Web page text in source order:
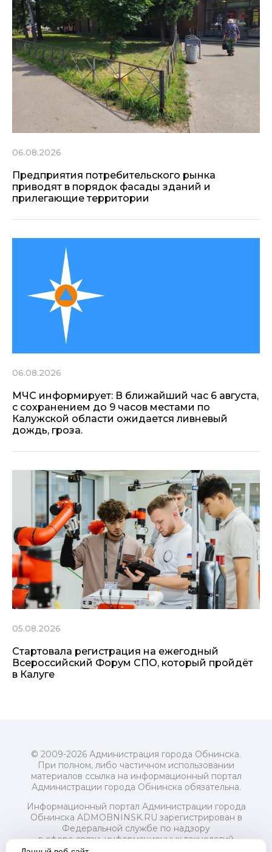
06.08.2026
Предприятия потребительского рынка
приводят в порядок фасады зданий и
прилегающие территории
06.08.2026
МЧС информирует: В ближайший час 6 августа,
с сохранением до 9 часов местами по
Калужской области ожидается ливневый
дождь, гроза.
05.08.2026
Стартовала регистрация на ежегодный
Всероссийский Форум СПО, который пройдёт
в Калуге
© 2009-2026 Администрация города Обнинска.
При полном, либо частичном использовании
материалов ссылка на информационный портал
Администрации города Обнинска обязательна.
Информационный портал Администрации города
Обнинска ADMOBNINSK.RU зарегистрирован в
Федеральной службе по надзору
в сфере связи, информационных технологий